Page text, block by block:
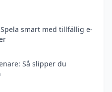
smart med tillfällig e-
Så slipper du